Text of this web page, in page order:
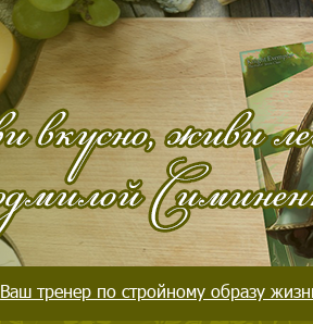
Ваш тренер по стройному образу